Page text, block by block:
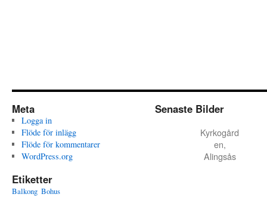
Meta
Logga in
Flöde för inlägg
Flöde för kommentarer
WordPress.org
Etiketter
Balkong Bohus
Senaste Bilder
Kyrkogård
en,
Alingsås